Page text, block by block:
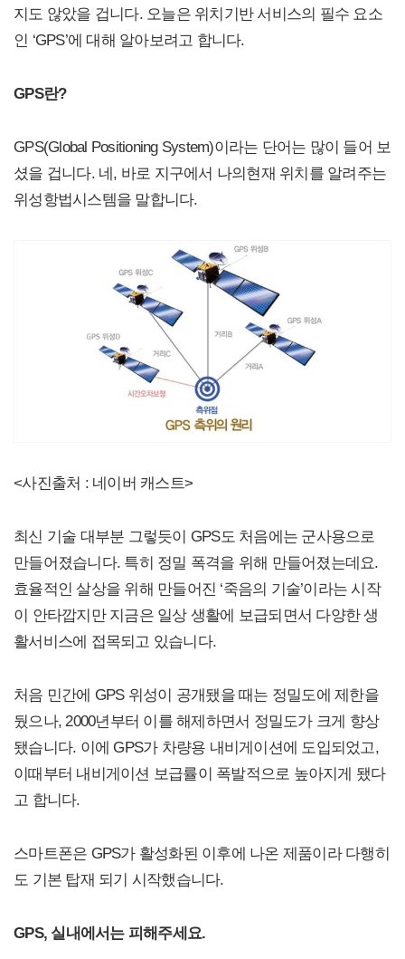
지도 않았을 겁니다. 오늘은 위치기반 서비스의 필수 요소
인 ‘GPS’에 대해 알아보려고 합니다.
GPS란?
GPS(Global Positioning System)이라는 단어는 많이 들어 보
셨을 겁니다. 네, 바로 지구에서 나의현재 위치를 알려주는
위성항법시스템을 말합니다.
<사진출처 : 네이버 캐스트>
최신 기술 대부분 그렇듯이 GPS도 처음에는 군사용으로
만들어졌습니다. 특히 정밀 폭격을 위해 만들어졌는데요.
효율적인 살상을 위해 만들어진 ‘죽음의 기술’이라는 시작
이 안타깝지만 지금은 일상 생활에 보급되면서 다양한 생
활서비스에 접목되고 있습니다.
처음 민간에 GPS 위성이 공개됐을 때는 정밀도에 제한을
뒀으나, 2000년부터 이를 해제하면서 정밀도가 크게 향상
됐습니다. 이에 GPS가 차량용 내비게이션에 도입되었고,
이때부터 내비게이션 보급률이 폭발적으로 높아지게 됐다
고 합니다.
스마트폰은 GPS가 활성화된 이후에 나온 제품이라 다행히
도 기본 탑재 되기 시작했습니다.
GPS, 실내에서는 피해주세요.